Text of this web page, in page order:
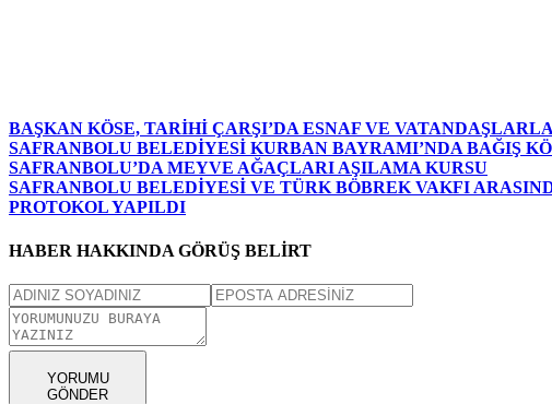
BAŞKAN KÖSE, TARİHİ ÇARŞI’DA ESNAF VE
SAFRANBOLU BELEDİYESİ KURBAN BAYRAMI’NDA BAĞIŞ
SAFRANBOLU’DA MEYVE AĞAÇLARI AŞILAMA KURSU
SAFRANBOLU BELEDİYESİ VE TÜRK BÖBREK VAKFI
PROTOKOL YAPILDI
HABER HAKKINDA GÖRÜŞ BELİRT
YORUMU
GÖNDER